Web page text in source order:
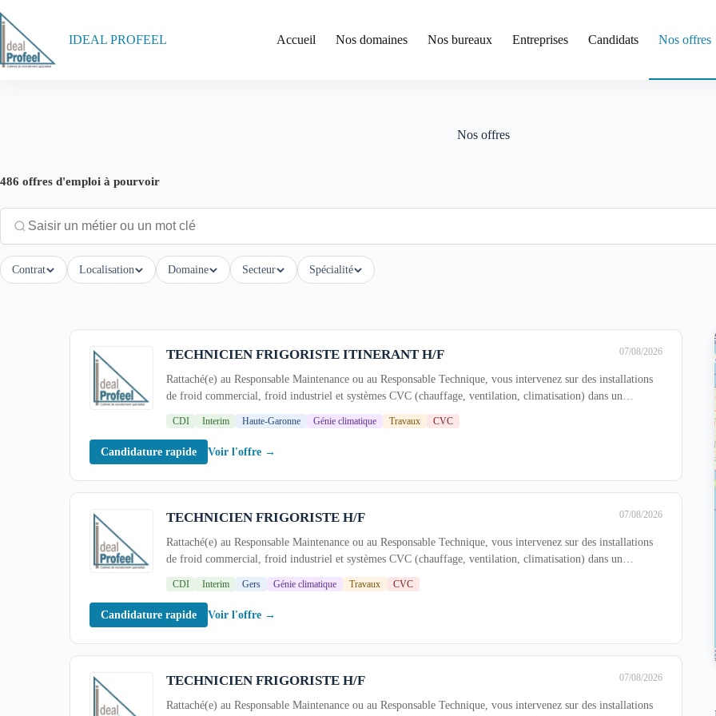
au
contenu
IDEAL PROFEEL Accueil Nos domaines Nos bureaux Entreprises Candidats Nos offres
Nos offres
486 offres d'emploi à pourvoir
Contrat Localisation Domaine Secteur Spécialité
TECHNICIEN FRIGORISTE ITINERANT H/F 07/08/2026
Rattaché(e) au Responsable Maintenance ou au Responsable Technique, vous intervenez sur des installations
de froid commercial, froid industriel et systèmes CVC (chauffage, ventilation, climatisation) dans un
CDI Interim Haute-Garonne Génie climatique Travaux CVC
Candidature rapide Voir l'offre →
TECHNICIEN FRIGORISTE H/F 07/08/2026
Rattaché(e) au Responsable Maintenance ou au Responsable Technique, vous intervenez sur des installations
de froid commercial, froid industriel et systèmes CVC (chauffage, ventilation, climatisation) dans un
environnement tertiaire, industriel ou...
CDI Interim Gers Génie climatique Travaux CVC
Candidature rapide Voir l'offre →
TECHNICIEN FRIGORISTE H/F 07/08/2026
Rattaché(e) au Responsable Maintenance ou au Responsable Technique, vous intervenez sur des installations